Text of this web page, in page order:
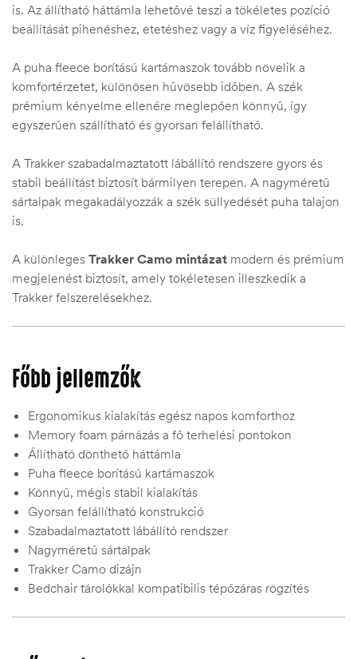
is. Az állítható háttámla lehetővé teszi a tökéletes pozíció
beállítását pihenéshez, etetéshez vagy a víz figyeléséhez.
A puha fleece borítású kartámaszok tovább növelik a
komfortérzetet, különösen hűvösebb időben. A szék
prémium kényelme ellenére meglepően könnyű, így
egyszerűen szállítható és gyorsan felállítható.
A Trakker szabadalmaztatott lábállító rendszere gyors és
stabil beállítást biztosít bármilyen terepen. A nagyméretű
sártalpak megakadályozzák a szék süllyedését puha talajon
is.
A különleges Trakker Camo mintázat modern és prémium
megjelenést biztosít, amely tökéletesen illeszkedik a
Trakker felszerelésekhez.
Főbb jellemzők
Ergonomikus kialakítás egész napos komforthoz
Memory foam párnázás a fő terhelési pontokon
Állítható dönthető háttámla
Puha fleece borítású kartámaszok
Könnyű, mégis stabil kialakítás
Gyorsan felállítható konstrukció
Szabadalmaztatott lábállító rendszer
Nagyméretű sártalpak
Trakker Camo dizájn
Bedchair tárolókkal kompatibilis tépőzáras rögzítés